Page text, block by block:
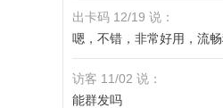
出卡码 12/19 说：
嗯，不错，非常好用，流
访客 11/02 说：
能群发吗